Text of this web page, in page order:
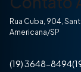
Rua Cuba, 904,
Americana/SP
(19) 3648-8494